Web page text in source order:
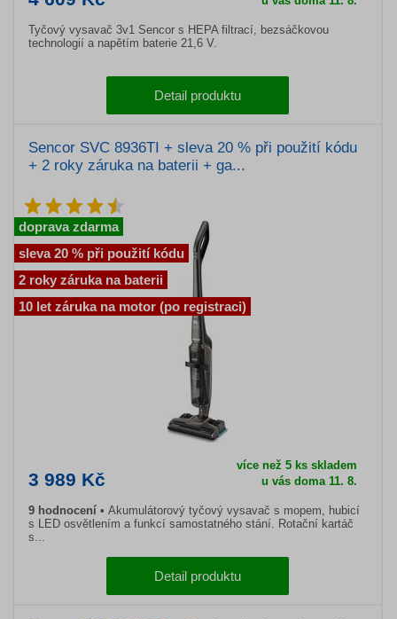
Tyčový vysavač 3v1 Sencor s HEPA filtrací, bezsáčkovou
technologií a napětím baterie 21,6 V.
Detail produktu
Sencor SVC 8936TI + sleva 20 % při použití kódu
+ 2 roky záruka na baterii + ga...
3 989 Kč
více než 5 ks skladem
u vás doma 11. 8.
9 hodnocení
Akumulátorový tyčový vysavač s mopem, hubicí
s LED osvětlením a funkcí samostatného stání. Rotační kartáč
s...
Detail produktu
doprava zdarma
sleva 20 % při použití kódu
2 roky záruka na baterii
10 let záruka na motor (po registraci)